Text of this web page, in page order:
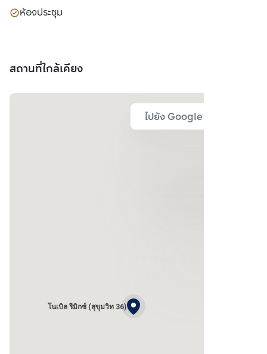
ห้องประชุม
สถานที่ใกล้เคียง
ไปยัง Google Map
โนเบิล รีมิกซ์ (สุขุมวิท 36)